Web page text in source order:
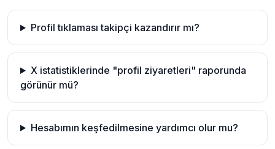
Profil tıklaması takipçi kazandırır mı?
X istatistiklerinde "profil ziyaretleri" raporunda
görünür mü?
Hesabımın keşfedilmesine yardımcı olur mu?